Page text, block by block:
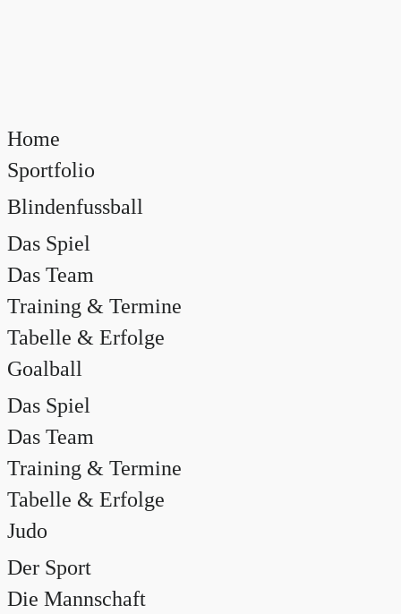
Home
Sportfolio
Blindenfussball
Das Spiel
Das Team
Training & Termine
Tabelle & Erfolge
Goalball
Das Spiel
Das Team
Training & Termine
Tabelle & Erfolge
Judo
Der Sport
Die Mannschaft